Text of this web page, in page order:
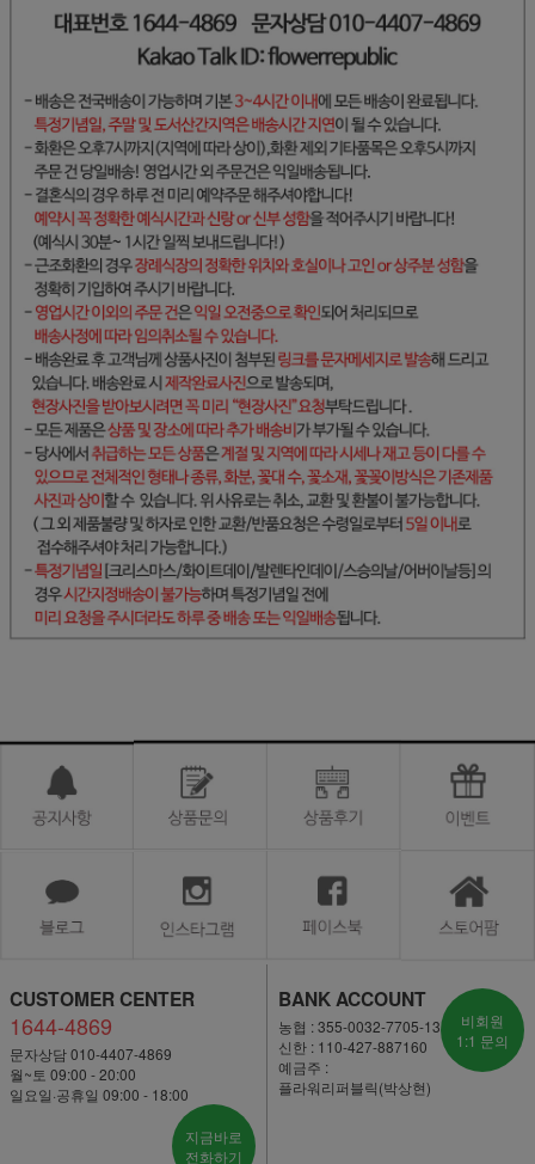
CUSTOMER CENTER
1644-4869
문자상담 010-4407-4869
월~토 09:00 - 20:00
일요일·공휴일 09:00 - 18:00
지금바로
전화하기
BANK ACCOUNT
농협 : 355-0032-7705-13
신한 : 110-427-887160
예금주 :
플라워리퍼블릭(박상현)
비회원
1:1 문의